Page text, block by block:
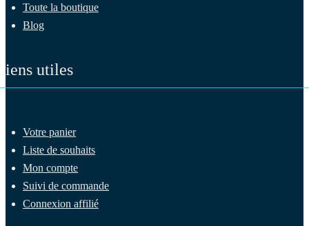
Toute la boutique
Blog
utiles
Votre panier
Liste de souhaits
Mon compte
Suivi de commande
Connexion affilié